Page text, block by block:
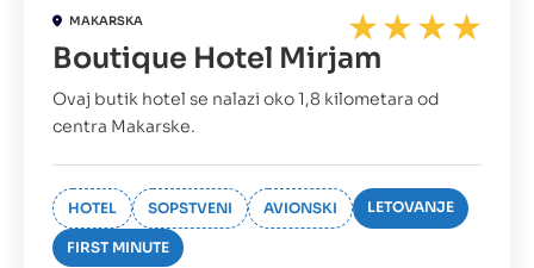
MAKARSKA
Boutique Hotel Mirjam
Ovaj butik hotel se nalazi oko 1,8 kilometara od
centra Makarske.
HOTEL SOPSTVENI AVIONSKI LETOVANJE
FIRST MINUTE